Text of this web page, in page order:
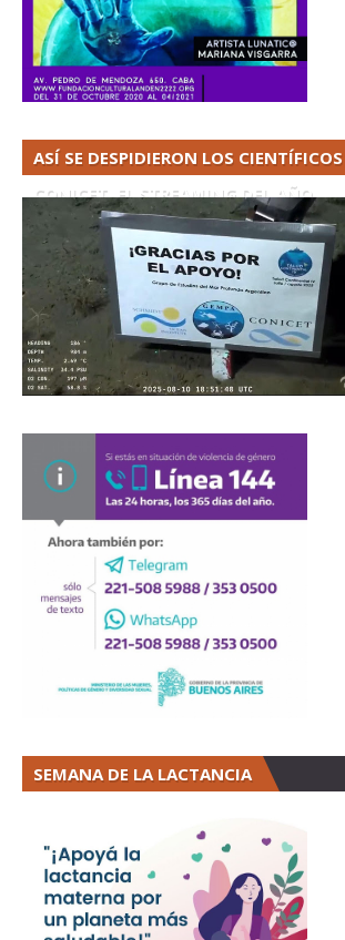
ASÍ SE DESPIDIERON LOS CIENTÍFICOS
CONICET. EL STREAMING DEL AÑO
SEMANA DE LA LACTANCIA